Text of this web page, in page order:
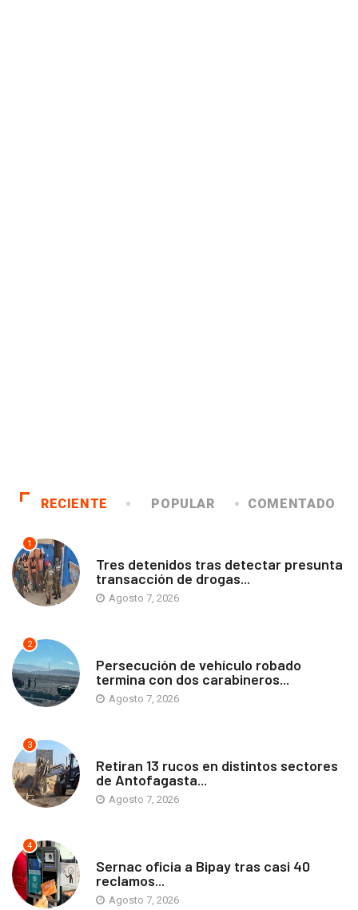
RECIENTE POPULAR COMENTADO
1
Tres detenidos tras detectar presunta
transacción de drogas...
Agosto 7, 2026
2
Persecución de vehículo robado
termina con dos carabineros...
Agosto 7, 2026
3
Retiran 13 rucos en distintos sectores
de Antofagasta...
Agosto 7, 2026
4
Sernac oficia a Bipay tras casi 40
reclamos...
Agosto 7, 2026